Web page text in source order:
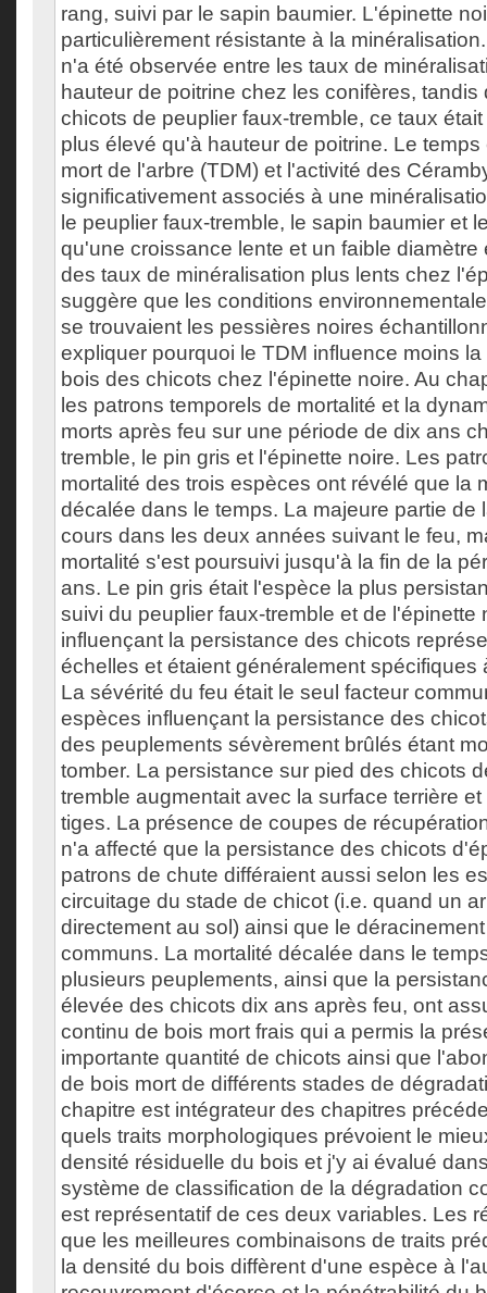
rang, suivi par le sapin baumier. L'épinette
particulièrement résistante à la
n'a été observée entre les taux de
hauteur de poitrine chez les conifères,
chicots de peuplier faux-tremble, ce taux
plus élevé qu'à hauteur de poitrine. Le
mort de l'arbre (TDM) et l'activité des
significativement associés à une
le peuplier faux-tremble, le sapin baumier et
qu'une croissance lente et un faible diamètre
des taux de minéralisation plus lents chez
suggère que les conditions
se trouvaient les pessières noires
expliquer pourquoi le TDM influence moins
bois des chicots chez l'épinette noire. Au
les patrons temporels de mortalité et la
morts après feu sur une période de dix ans
tremble, le pin gris et l'épinette noire. Les
mortalité des trois espèces ont révélé que la
décalée dans le temps. La majeure partie de
cours dans les deux années suivant le feu,
mortalité s'est poursuivi jusqu'à la fin de la
ans. Le pin gris était l'espèce la plus
suivi du peuplier faux-tremble et de l'épinette
influençant la persistance des chicots
échelles et étaient généralement spécifiques
La sévérité du feu était le seul facteur
espèces influençant la persistance des
des peuplements sévèrement brûlés étant
tomber. La persistance sur pied des chicots
tremble augmentait avec la surface terrière
tiges. La présence de coupes de
n'a affecté que la persistance des chicots
patrons de chute différaient aussi selon les
circuitage du stade de chicot (i.e. quand un
directement au sol) ainsi que le
communs. La mortalité décalée dans le
plusieurs peuplements, ainsi que la
élevée des chicots dix ans après feu, ont
continu de bois mort frais qui a permis la
importante quantité de chicots ainsi que
de bois mort de différents stades de
chapitre est intégrateur des chapitres
quels traits morphologiques prévoient le
densité résiduelle du bois et j'y ai évalué
système de classification de la dégradation
est représentatif de ces deux variables. Les
que les meilleures combinaisons de traits
la densité du bois diffèrent d'une espèce à